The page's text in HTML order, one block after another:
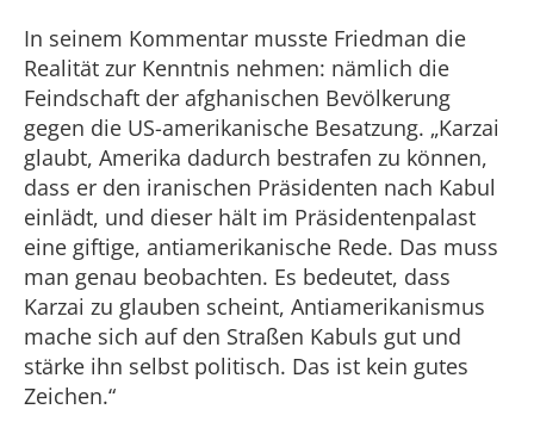
In seinem Kommentar musste Friedman die
Realität zur Kenntnis nehmen: nämlich die
Feindschaft der afghanischen Bevölkerung
gegen die US-amerikanische Besatzung. „Karzai
glaubt, Amerika dadurch bestrafen zu können,
dass er den iranischen Präsidenten nach Kabul
einlädt, und dieser hält im Präsidentenpalast
eine giftige, antiamerikanische Rede. Das muss
man genau beobachten. Es bedeutet, dass
Karzai zu glauben scheint, Antiamerikanismus
mache sich auf den Straßen Kabuls gut und
stärke ihn selbst politisch. Das ist kein gutes
Zeichen.“